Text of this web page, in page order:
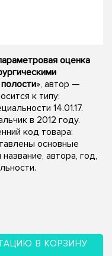
оценка
», автор —
к типу:
14.01.17.
в 2012 году.
код товара:
основные
автора, год,
В КОРЗИНУ